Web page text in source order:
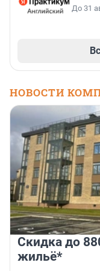
До 31
НОВОСТИ
Скидка до
жильё*